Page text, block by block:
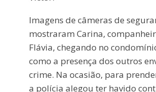
Imagens de câmeras de
mostraram Carina,
Flávia, chegando no
como a presença dos outros
crime. Na ocasião, para
a polícia alegou ter havido